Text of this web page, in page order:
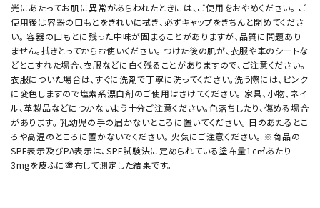
光にあたってお肌に異常があらわれたときには、ご使用をおやめください。 ご
使用後は容器の口もとをきれいに拭き、必ずキャップをきちんと閉めてくださ
い。 容器の口もとに残った中味が固まることがありますが、品質に問題あり
ません。拭きとってからお使いください。 つけた後の肌が、衣服や車のシートな
どとこすれた場合、衣服などに白く残ることがありますので、ご注意ください。
衣服についた場合は、すぐに洗剤で丁寧に洗ってください。洗う際には、ピンク
に変色しますので塩素系漂白剤のご使用はさけてください。 家具、小物、ネイ
ル、革製品などにつかないよう十分ご注意ください。色落ちしたり、傷める場合
があります。 乳幼児の手の届かないところに置いてください。 日のあたるとこ
ろや高温のところに置かないでください。 火気にご注意ください。 ※商品の
SPF表示及びPA表示は、SPF試験法に定められている塗布量1c㎡あたり
3mgを皮ふに塗布して測定した結果です。